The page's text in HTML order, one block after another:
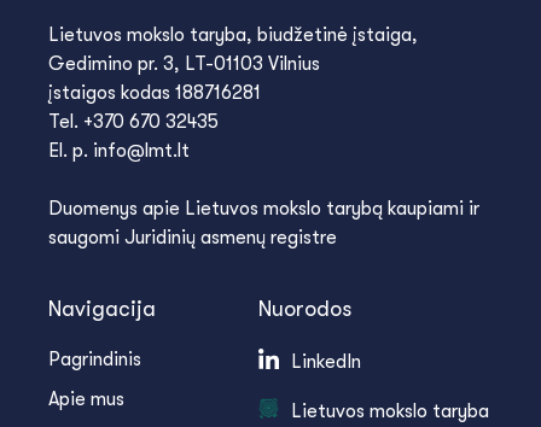
Lietuvos mokslo taryba, biudžetinė įstaiga,
Gedimino pr. 3, LT-01103 Vilnius
įstaigos kodas 188716281
Tel. +370 670 32435
El. p. info@lmt.lt
Duomenys apie Lietuvos mokslo tarybą kaupiami ir
saugomi Juridinių asmenų registre
Navigacija
Pagrindinis
Apie mus
Nuorodos
LinkedIn
Lietuvos mokslo taryba